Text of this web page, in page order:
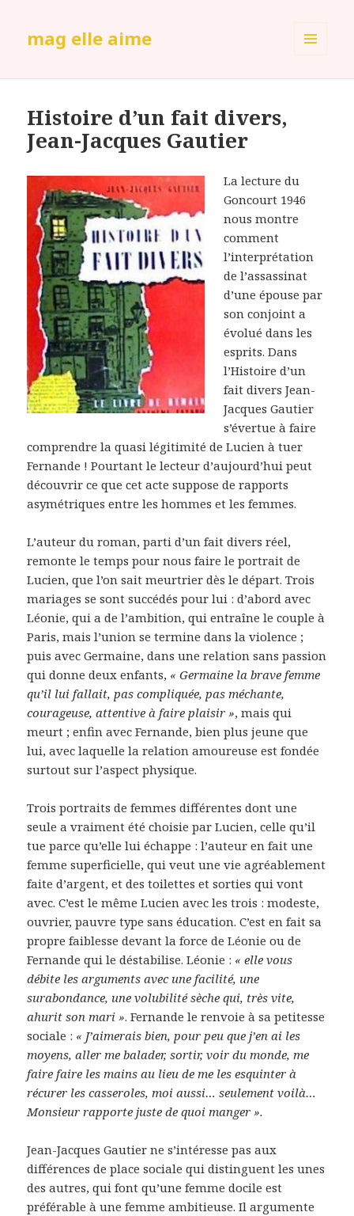
mag elle aime
Histoire d’un fait divers,
Jean-Jacques Gautier
La lecture du
Goncourt 1946
nous montre
comment
l’interprétation
de l’assassinat
d’une épouse par
son conjoint a
évolué dans les
esprits. Dans
l’Histoire d’un
fait divers Jean-
Jacques Gautier
s’évertue à faire
comprendre la quasi légitimité de Lucien à tuer
Fernande ! Pourtant le lecteur d’aujourd’hui peut
découvrir ce que cet acte suppose de rapports
asymétriques entre les hommes et les femmes.
L’auteur du roman, parti d’un fait divers réel,
remonte le temps pour nous faire le portrait de
Lucien, que l’on sait meurtrier dès le départ. Trois
mariages se sont succédés pour lui : d’abord avec
Léonie, qui a de l’ambition, qui entraîne le couple à
Paris, mais l’union se termine dans la violence ;
puis avec Germaine, dans une relation sans passion
qui donne deux enfants, « Germaine la brave femme
qu’il lui fallait, pas compliquée, pas méchante,
courageuse, attentive à faire plaisir », mais qui
meurt ; enfin avec Fernande, bien plus jeune que
lui, avec laquelle la relation amoureuse est fondée
surtout sur l’aspect physique.
Trois portraits de femmes différentes dont une
seule a vraiment été choisie par Lucien, celle qu’il
tue parce qu’elle lui échappe : l’auteur en fait une
femme superficielle, qui veut une vie agréablement
faite d’argent, et des toilettes et sorties qui vont
avec. C’est le même Lucien avec les trois : modeste,
ouvrier, pauvre type sans éducation. C’est en fait sa
propre faiblesse devant la force de Léonie ou de
Fernande qui le déstabilise. Léonie : « elle vous
débite les arguments avec une facilité, une
surabondance, une volubilité sèche qui, très vite,
ahurit son mari ». Fernande le renvoie à sa petitesse
sociale : « J’aimerais bien, pour peu que j’en ai les
moyens, aller me balader, sortir, voir du monde, me
faire faire les mains au lieu de me les esquinter à
récurer les casseroles, moi aussi… seulement voilà…
Monsieur rapporte juste de quoi manger ».
Jean-Jacques Gautier ne s’intéresse pas aux
différences de place sociale qui distinguent les unes
des autres, qui font qu’une femme docile est
préférable à une femme ambitieuse. Il argumente